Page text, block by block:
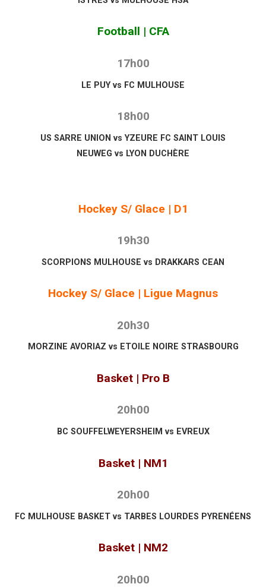
Football | CFA
17h00
LE PUY vs FC MULHOUSE
18h00
US SARRE UNION vs YZEURE FC SAINT LOUIS
NEUWEG vs LYON DUCHÈRE
Hockey S/ Glace | D1
19h30
SCORPIONS MULHOUSE vs DRAKKARS CEAN
Hockey S/ Glace | Ligue Magnus
20h30
MORZINE AVORIAZ vs ETOILE NOIRE STRASBOURG
Basket | Pro B
20h00
BC SOUFFELWEYERSHEIM vs EVREUX
Basket | NM1
20h00
FC MULHOUSE BASKET vs TARBES LOURDES PYRENÉENS
Basket | NM2
20h00